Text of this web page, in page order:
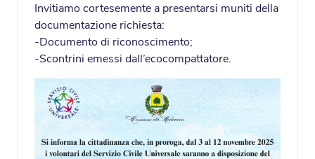
Invitiamo cortesemente a presentarsi muniti della
documentazione richiesta:
-Documento di riconoscimento;
-Scontrini emessi dall’ecocompattatore.